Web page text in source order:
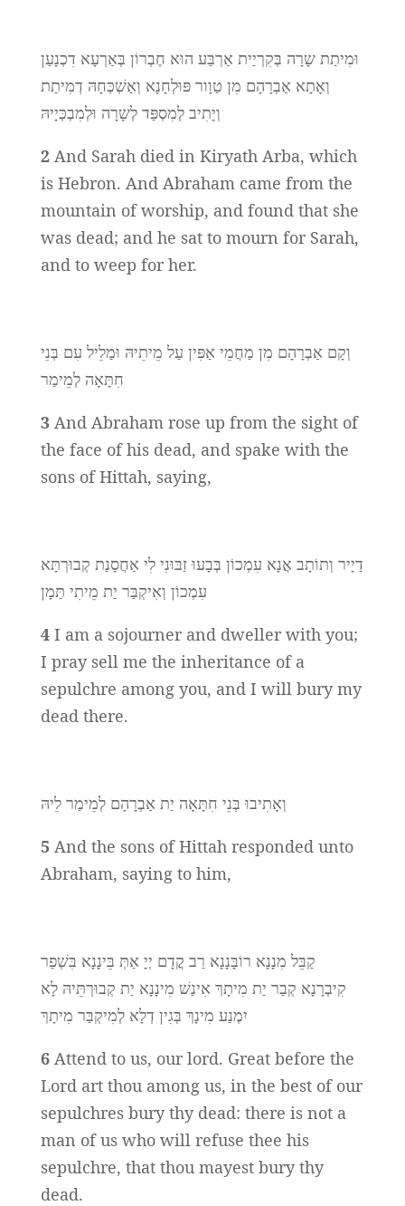
וּמִיתַת שָרָה בְּקִרְיַית אַרְבַּע הוּא חֶבְרוֹן בְּאַרְעָא דִכְנָעַן
וְאָתָא אַבְרָהָם מִן טַוָור פּוּלְחָנָא וְאַשְׁכְּחָהּ דְמִיתַת
וְיָתִיב לְמִסְפַּד לְשָרָה וּלְמִבְכְּיָיהּ
2 And Sarah died in Kiryath Arba, which
is Hebron. And Abraham came from the
mountain of worship, and found that she
was dead; and he sat to mourn for Sarah,
and to weep for her.
וְקָם אַבְרָהָם מִן מַחֲמֵי אַפִּין עַל מֵיתֵיהּ וּמַלֵיל עִם בְּנֵי
חִתָּאָה לְמֵימַר
3 And Abraham rose up from the sight of
the face of his dead, and spake with the
sons of Hittah, saying,
דַיָיר וְתוֹתָב אֲנָא עִמְכוֹן בְּבָעוּ זַבּוּנִי לִי אַחֲסָנַת קְבוּרְתָּא
עִמְכוֹן וְאִיקְבַּר יַת מֵיתִי תַּמָן
4 I am a sojourner and dweller with you;
I pray sell me the inheritance of a
sepulchre among you, and I will bury my
dead there.
וְאָתִיבוּ בְּנֵי חִתָּאָה יַת אַבְרָהָם לְמֵימַר לֵיהּ
5 And the sons of Hittah responded unto
Abraham, saying to him,
קַבֵּל מִנָנָא רוֹבָּנָנָא רַב קֳדָם יְיָ אַתְּ בֵּינָנָא בִּשְׁפַר
קִיבְרָנָא קְבַר יַת מִיתָךְ אִינַשׁ מִינָנָא יַת קְבוּרְתֵּיהּ לָא
יִמְנַע מִינָךְ בְּגִין דְלָא לְמִיקְבַּר מִיתָךְ
6 Attend to us, our lord. Great before the
Lord art thou among us, in the best of our
sepulchres bury thy dead: there is not a
man of us who will refuse thee his
sepulchre, that thou mayest bury thy
dead.